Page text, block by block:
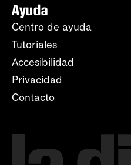
Ayuda
Centro de ayuda
Tutoriales
Accesibilidad
Privacidad
Contacto